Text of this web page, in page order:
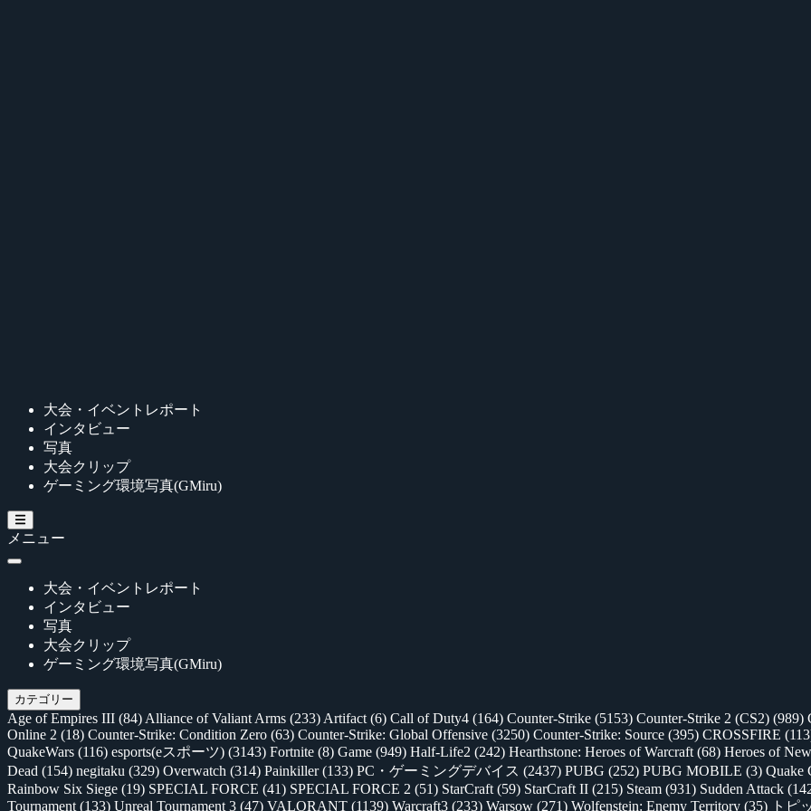
大会・イベントレポート
インタビュー
写真
大会クリップ
ゲーミング環境写真(GMiru)
メニュー
大会・イベントレポート
インタビュー
写真
大会クリップ
ゲーミング環境写真(GMiru)
カテゴリー
Age of Empires III (84) Alliance of Valiant Arms (233) Artifact (6) Call of Duty4 (164) Counter-Strike (5153) Counter-Strike 2 (CS2) (989)
Online 2 (18) Counter-Strike: Condition Zero (63) Counter-Strike: Global Offensive (3250) Counter-Strike: Source (395) CROSSFIRE
QuakeWars (116) esports(eスポーツ) (3143) Fortnite (8) Game (949) Half-Life2 (242) Hearthstone: Heroes of Warcraft (68) Heroes of
Dead (154) negitaku (329) Overwatch (314) Painkiller(133) PC・ゲーミングデバイス (2437) PUBG (252) PUBG MOBILE (3) Quake
Rainbow Six Siege (19) SPECIAL FORCE (41) SPECIAL FORCE 2 (51) StarCraft (59) StarCraft II (215) Steam (931) Sudden Attack
Tournament (133) Unreal Tournament 3 (47) VALORANT (1139) Warcraft3 (233) Warsow (271) Wolfenstein: Enemy Territory (35) トピ